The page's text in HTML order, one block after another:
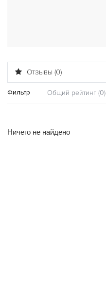
Отзывы (0)
Фильтр Общий рейтинг (0)
Ничего не найдено